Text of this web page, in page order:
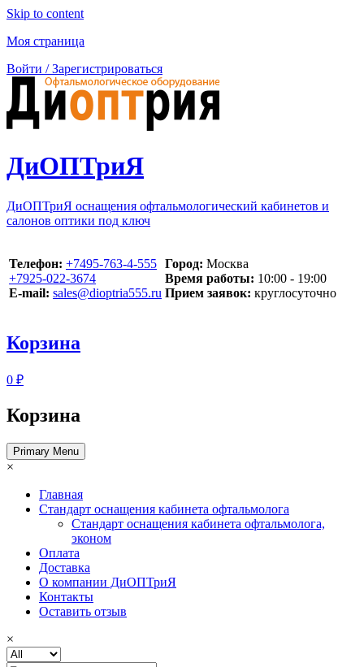
Skip to content
Моя страница
Войти / Зарегистрироваться
ДиОПТриЯ
ДиОПТриЯ оснащения офтальмологический кабинетов и
салонов оптики под ключ
Телефон: ‪+7495-763-4-555‬
‪+7925-022-3674‬
E-mail: sales@dioptria555.ru
Город: Москва
Время работы: 10:00 - 19:00
Прием заявок: круглосуточно
Корзина
0 ₽
Корзина
Primary Menu
×
Главная
Стандарт оснащения кабинета офтальмолога
Стандарт оснащения кабинета офтальмолога,
эконом
Оплата
Доставка
О компании ДиОПТриЯ
Контакты
Оставить отзыв
×